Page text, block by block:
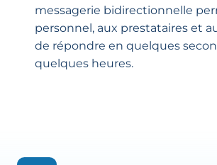
messagerie bidirectionnelle
personnel, aux prestataires et
de répondre en quelques
quelques heures.